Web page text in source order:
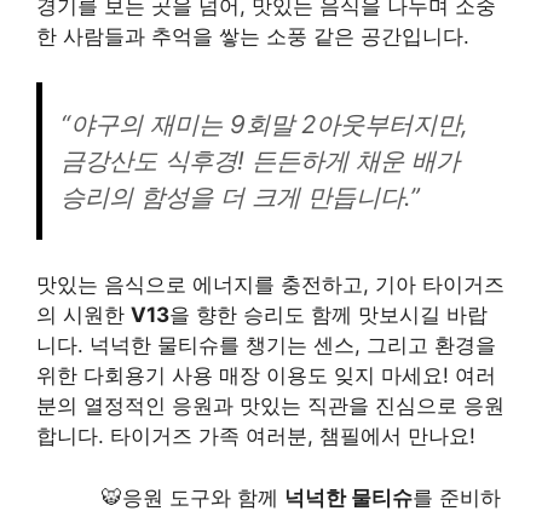
경기를 보는 곳을 넘어, 맛있는 음식을 나누며 소중
한 사람들과 추억을 쌓는 소풍 같은 공간입니다.
“야구의 재미는 9회말 2아웃부터지만,
금강산도 식후경! 든든하게 채운 배가
승리의 함성을 더 크게 만듭니다.”
맛있는 음식으로 에너지를 충전하고, 기아 타이거즈
의 시원한 V13을 향한 승리도 함께 맛보시길 바랍
니다. 넉넉한 물티슈를 챙기는 센스, 그리고 환경을
위한 다회용기 사용 매장 이용도 잊지 마세요! 여러
분의 열정적인 응원과 맛있는 직관을 진심으로 응원
합니다. 타이거즈 가족 여러분, 챔필에서 만나요!
응원 도구와 함께 넉넉한 물티슈를 준비하